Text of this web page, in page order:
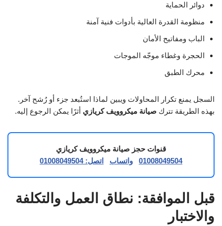
دوائر الحماية
منظومة القدرة العالية بأدوات فنية آمنة
الباب ومفاتيح الأمان
الحجرة وغطاء موجّه الموجات
محرك الطبق
السجل يمنع تكرار المحاولات ويبين لماذا استُبعد جزء أو رُشح آخر.
بهذه الطريقة تترك صيانة ميكروويف كريازي أثرًا يمكن الرجوع إليه.
قنوات حجز صيانة ميكروويف كريازي
01008049504
واتساب اتصل: 01008049504
قبل الموافقة: نطاق العمل والتكلفة
والاختبار